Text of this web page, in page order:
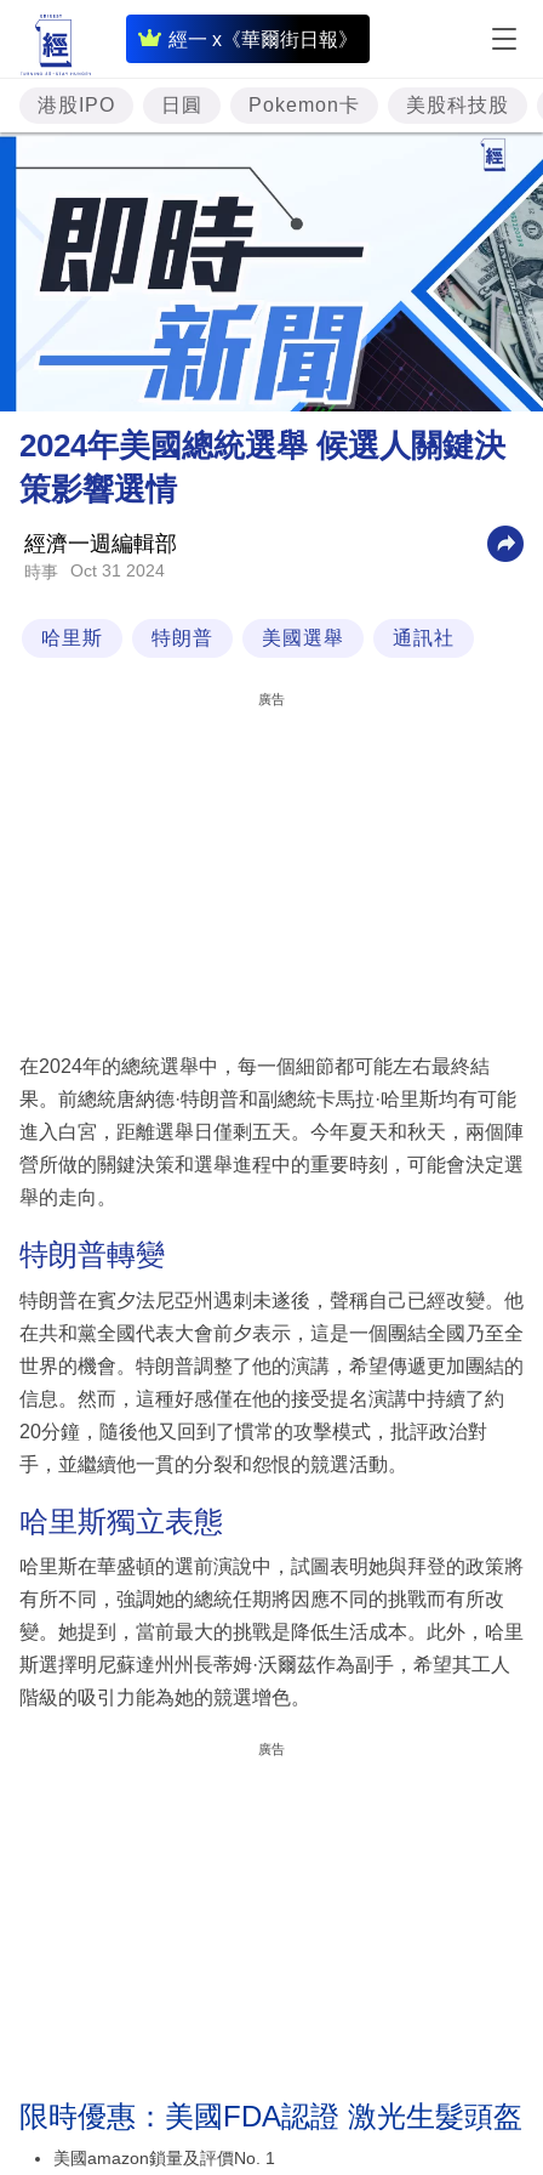
經一 x《華爾街日報》
即
時
財
經
專
題
投
資
樓
市
財
商
業
科
區
港股IPO 日圓 Pokemon卡 美股科技股
2024年美國總統選舉 候選人關鍵決
策影響選情
經濟一週編輯部
時事 Oct 31 2024
哈里斯 特朗普 美國選舉 通訊社
廣告
在2024年的總統選舉中，每一個細節都可能左右最終結
果。前總統唐納德·特朗普和副總統卡馬拉·哈里斯均有可能
進入白宮，距離選舉日僅剩五天。今年夏天和秋天，兩個陣
營所做的關鍵決策和選舉進程中的重要時刻，可能會決定選
舉的走向。
特朗普轉變
特朗普在賓夕法尼亞州遇刺未遂後，聲稱自己已經改變。他
在共和黨全國代表大會前夕表示，這是一個團結全國乃至全
世界的機會。特朗普調整了他的演講，希望傳遞更加團結的
信息。然而，這種好感僅在他的接受提名演講中持續了約
20分鐘，隨後他又回到了慣常的攻擊模式，批評政治對
手，並繼續他一貫的分裂和怨恨的競選活動。
哈里斯獨立表態
哈里斯在華盛頓的選前演說中，試圖表明她與拜登的政策將
有所不同，強調她的總統任期將因應不同的挑戰而有所改
變。她提到，當前最大的挑戰是降低生活成本。此外，哈里
斯選擇明尼蘇達州州長蒂姆·沃爾茲作為副手，希望其工人
階級的吸引力能為她的競選增色。
廣告
限時優惠：美國FDA認證 激光生髮頭盔
美國amazon鎖量及評價No. 1